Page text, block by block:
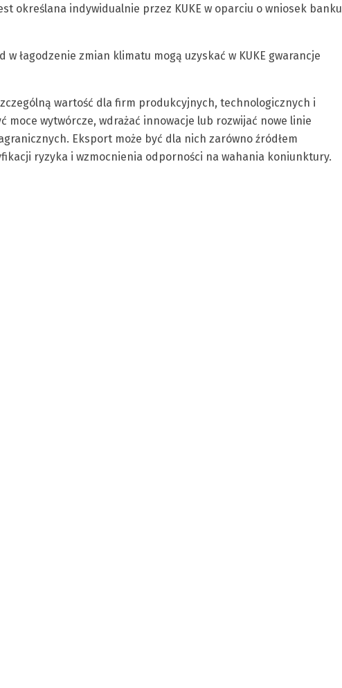
określana indywidualnie przez KUKE w oparciu o wniosek banku
w łagodzenie zmian klimatu mogą uzyskać w KUKE gwarancje
wartość dla firm produkcyjnych, technologicznych i
moce wytwórcze, wdrażać innowacje lub rozwijać nowe linie
Eksport może być dla nich zarówno źródłem
ryzyka i wzmocnienia odporności na wahania koniunktury.